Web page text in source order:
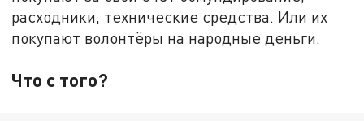
расходники, технические средства. Или их
покупают волонтёры на народные деньги.
Что с того?